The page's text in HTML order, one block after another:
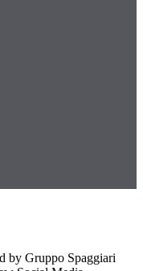
by Gruppo Spaggiari